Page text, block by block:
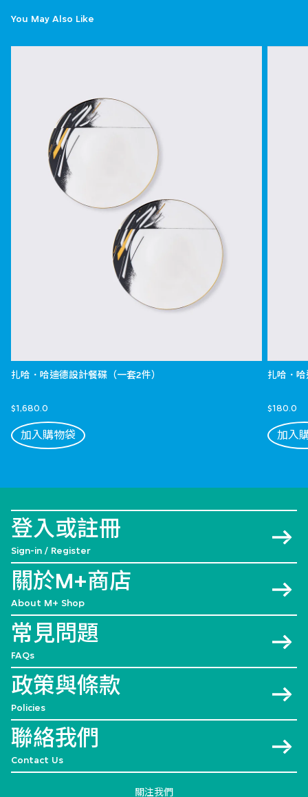
You May Also Like
扎哈．哈迪德設計餐碟（一套2件）
$1,680.0
加入購物袋
扎哈．
$180.0
加入
登入或註冊
Sign-in / Register
關於M+商店
About M+ Shop
常見問題
FAQs
政策與條款
Policies
聯絡我們
Contact Us
關注我們